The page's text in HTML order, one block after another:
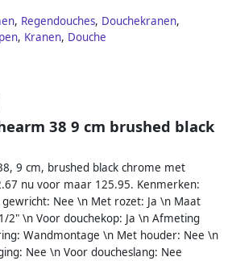
, Regendouches, Douchekranen,
, Kranen, Douche
38 9 cm brushed black
9 cm, brushed black chrome met
nu voor maar 125.95. Kenmerken:
Nee \n Met rozet: Ja \n Maat
2" \n Voor douchekop: Ja \n Afmeting
Wandmontage \n Met houder: Nee \n
Nee \n Voor doucheslang: Nee